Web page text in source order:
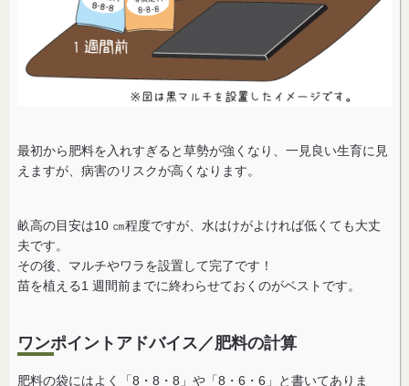
最初から肥料を入れすぎると草勢が強くなり、一見良い生育に見
えますが、病害のリスクが高くなります。
畝高の目安は10 ㎝程度ですが、水はけがよければ低くても大丈
夫です。
その後、マルチやワラを設置して完了です！
苗を植える1 週間前までに終わらせておくのがベストです。
ワンポイントアドバイス／肥料の計算
肥料の袋にはよく「8・8・8」や「8・6・6」と書いてありま